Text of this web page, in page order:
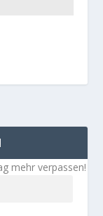
mehr verpassen!